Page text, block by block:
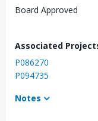
Board Approved
Associated
P086270
P094735
Notes